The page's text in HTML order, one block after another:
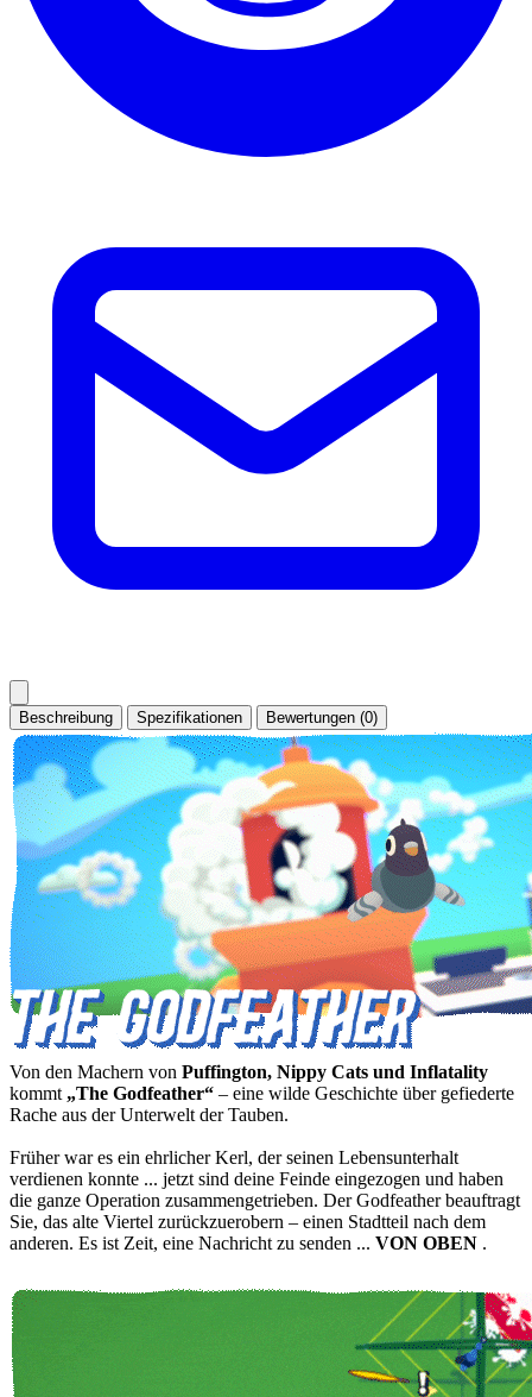
Beschreibung Spezifikationen Bewertungen (0)
Von den Machern von Puffington, Nippy Cats und Inflatality
kommt „The Godfeather“ – eine wilde Geschichte über gefiederte
Rache aus der Unterwelt der Tauben.
Früher war es ein ehrlicher Kerl, der seinen Lebensunterhalt
verdienen konnte ... jetzt sind deine Feinde eingezogen und haben
die ganze Operation zusammengetrieben. Der Godfeather beauftragt
Sie, das alte Viertel zurückzuerobern – einen Stadtteil nach dem
anderen. Es ist Zeit, eine Nachricht zu senden ... VON OBEN .